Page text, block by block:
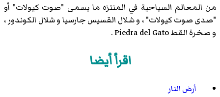
من المعالم السياحية في المنتزه ما يسمى "صوت كيولات" أو
"صدى صوت كيولات" ، و شلال القسيس جارسيا و شلال الكوندور ،
و صخرة القط Piedra del Gato .
اقرأ أيضا
أرض النار